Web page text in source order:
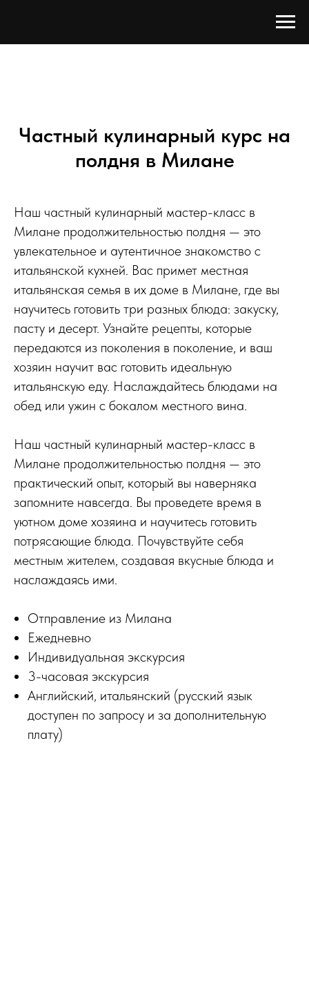
Частный кулинарный курс на
полдня в Милане
Наш частный кулинарный мастер-класс в
Милане продолжительностью полдня — это
увлекательное и аутентичное знакомство с
итальянской кухней. Вас примет местная
итальянская семья в их доме в Милане, где вы
научитесь готовить три разных блюда: закуску,
пасту и десерт. Узнайте рецепты, которые
передаются из поколения в поколение, и ваш
хозяин научит вас готовить идеальную
итальянскую еду. Наслаждайтесь блюдами на
обед или ужин с бокалом местного вина.
Наш частный кулинарный мастер-класс в
Милане продолжительностью полдня — это
практический опыт, который вы наверняка
запомните навсегда. Вы проведете время в
уютном доме хозяина и научитесь готовить
потрясающие блюда. Почувствуйте себя
местным жителем, создавая вкусные блюда и
наслаждаясь ими.
Отправление из Милана
Ежедневно
Индивидуальная экскурсия
3-часовая экскурсия
Английский, итальянский (русский язык
доступен по запросу и за дополнительную
плату)